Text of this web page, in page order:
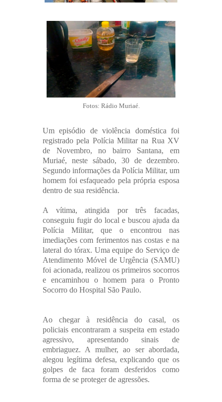
Fotos: Rádio Muriaé.
Um episódio de violência doméstica foi
registrado pela Polícia Militar na Rua XV
de Novembro, no bairro Santana, em
Muriaé, neste sábado, 30 de dezembro.
Segundo informações da Polícia Militar, um
homem foi esfaqueado pela própria esposa
dentro de sua residência.
A vítima, atingida por três facadas,
conseguiu fugir do local e buscou ajuda da
Polícia Militar, que o encontrou nas
imediações com ferimentos nas costas e na
lateral do tórax. Uma equipe do Serviço de
Atendimento Móvel de Urgência (SAMU)
foi acionada, realizou os primeiros socorros
e encaminhou o homem para o Pronto
Socorro do Hospital São Paulo.
Ao chegar à residência do casal, os
policiais encontraram a suspeita em estado
agressivo, apresentando sinais de
embriaguez. A mulher, ao ser abordada,
alegou legítima defesa, explicando que os
golpes de faca foram desferidos como
forma de se proteger de agressões.